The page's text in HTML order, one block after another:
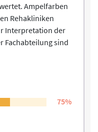
Ampelfarben
Rehakliniken
Interpretation der
Fachabteilung sind
75%